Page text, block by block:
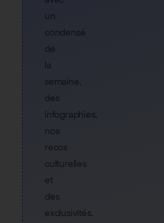
un
condensé
de
la
semaine,
des
infographies,
nos
recos
culturelles
et
des
exclusivités.